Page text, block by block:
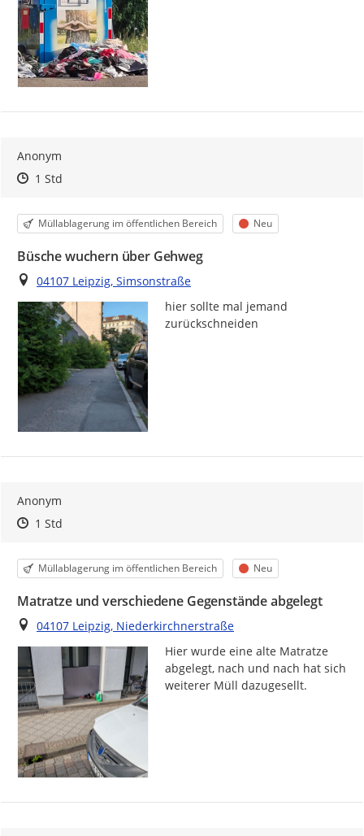
Anonym
Zeitpunkt des Erstellens
Zeitpunkt des Erstellens
1 StdZur Äußerung
Kategorie
Müllablagerung im öffentlichen Bereich Status
Neu
Büsche wuchern über Gehweg
Ort
04107 Leipzig, Simsonstraße
hier sollte mal jemand
zurückschneiden
Anonym
Zeitpunkt des Erstellens
Zeitpunkt des Erstellens
1 StdZur Äußerung
Kategorie
Müllablagerung im öffentlichen Bereich Status
Neu
Matratze und verschiedene Gegenstände abgelegt
Ort
04107 Leipzig, Niederkirchnerstraße
Hier wurde eine alte Matratze
abgelegt, nach und nach hat sich
weiterer Müll dazugesellt.